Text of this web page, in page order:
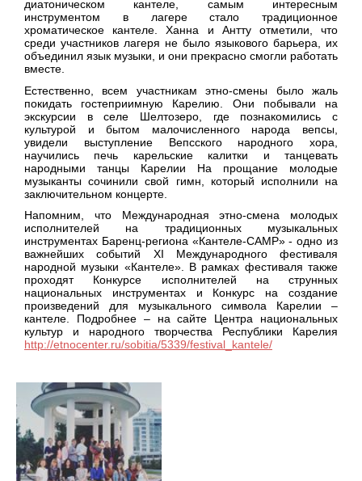
диатоническом кантеле, самым интересным
инструментом в лагере стало традиционное
хроматическое кантеле. Ханна и Антту отметили, что
среди участников лагеря не было языкового барьера, их
объединил язык музыки, и они прекрасно смогли работать
вместе.
Естественно, всем участникам этно-смены было жаль
покидать гостеприимную Карелию. Они побывали на
экскурсии в селе Шелтозеро, где познакомились с
культурой и бытом малочисленного народа вепсы,
увидели выступление Вепсского народного хора,
научились печь карельские калитки и танцевать
народными танцы Карелии На прощание молодые
музыканты сочинили свой гимн, который исполнили на
заключительном концерте.
Напомним, что Международная этно-смена молодых
исполнителей на традиционных музыкальных
инструментах Баренц-региона «Кантеле-CAMP» - одно из
важнейших событий XI Международного фестиваля
народной музыки «Кантеле». В рамках фестиваля также
проходят Конкурсе исполнителей на струнных
национальных инструментах и Конкурс на создание
произведений для музыкального символа Карелии –
кантеле. Подробнее – на сайте Центра национальных
культур и народного творчества Республики Карелия
http://etnocenter.ru/sobitia/5339/festival_kantele/